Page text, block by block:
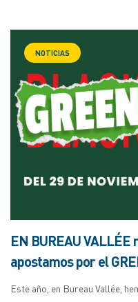
NOTICIAS
EN BUREAU VALLÉE
apostamos por el
Este año, en Bureau Vallée,